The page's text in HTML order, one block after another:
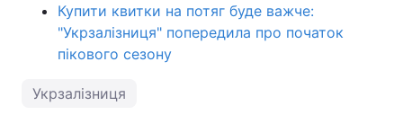
Купити квитки на потяг буде важче:
"Укрзалізниця" попередила про початок
пікового сезону
Укрзалізниця